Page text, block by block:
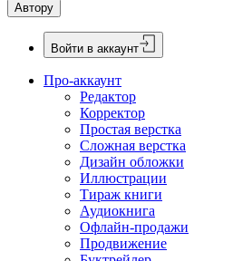
Автору
Войти в аккаунт
Про-аккаунт
Редактор
Корректор
Простая верстка
Сложная верстка
Дизайн обложки
Иллюстрации
Тираж книги
Аудиокнига
Офлайн-продажи
Продвижение